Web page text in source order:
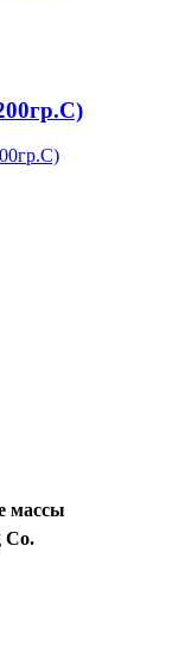
массы
Co.